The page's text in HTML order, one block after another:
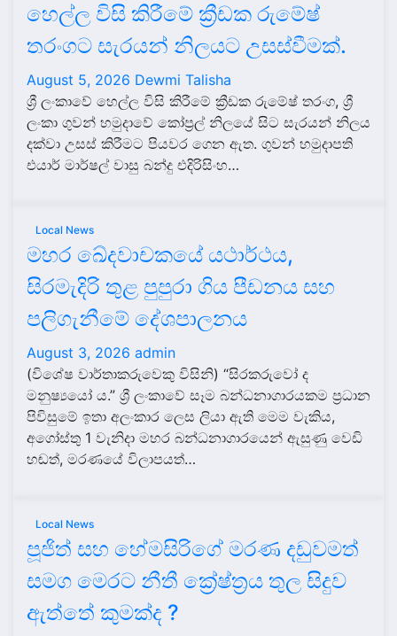
හෙල්ල විසි කිරීමේ ක්‍රීඩක රුමේෂ්
තරංගට සැරයන් නිලයට උසස්වීමක්.
August 5, 2026 Dewmi Talisha
ශ්‍රී ලංකාවේ හෙල්ල විසි කිරීමේ ක්‍රීඩක රුමේෂ් තරංග, ශ්‍රී
ලංකා ගුවන් හමුදාවේ කෝප්‍රල් නිලයේ සිට සැරයන් නිලය
දක්වා උසස් කිරීමට පියවර ගෙන ඇත. ගුවන් හමුදාපති
එයාර් මාර්ෂල් වාසු බන්දු එදිරිසිංහ…
Local News
මහර ඛේදවාචකයේ යථාර්ථය,
සිරමැදිරි තුළ පුපුරා ගිය පීඩනය සහ
පලිගැනීමේ දේශපාලනය
August 3, 2026 admin
(විශේෂ වාර්තාකරුවෙකු විසිනි) “සිරකරුවෝ ද
මනුෂ්‍යයෝ ය.” ශ්‍රී ලංකාවේ සෑම බන්ධනාගාරයකම ප්‍රධාන
පිවිසුමේ ඉතා අලංකාර ලෙස ලියා ඇති මෙම වැකිය,
අගෝස්තු 1 වැනිදා මහර බන්ධනාගාරයෙන් ඇසුණු වෙඩි
හඬත්, මරණයේ විලාපයත්…
Local News
පූජිත් සහ හේමසිරිගේ මරණ දඩුවමත්
සමග මෙරට නීතී ක්‍රේෂ්ත්‍රය තුල සිදුව
ඇත්තේ කුමක්ද ?